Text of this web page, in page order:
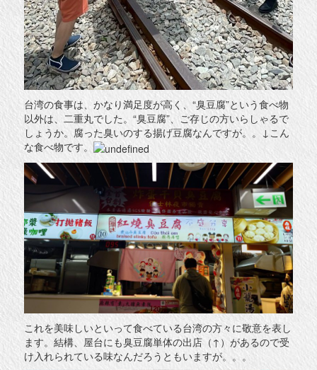
台湾の食事は、かなり満足度が高く、“臭豆腐”という食べ物
以外は、二重丸でした。“臭豆腐”、ご存じの方いらしゃるで
しょうか。腐った臭いのする揚げ豆腐なんですが。。↓こん
な食べ物です。
これを美味しいといって食べている台湾の方々に敬意を表し
ます。結構、屋台にも臭豆腐単体の出店（↑）があるので受
け入れられている味なんだろうともいますが。。。